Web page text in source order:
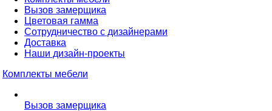
Вызов замерщика
Цветовая гамма
Сотрудничество с дизайнерами
Доставка
Наши дизайн-проекты
Комплекты мебели
Вызов замерщика